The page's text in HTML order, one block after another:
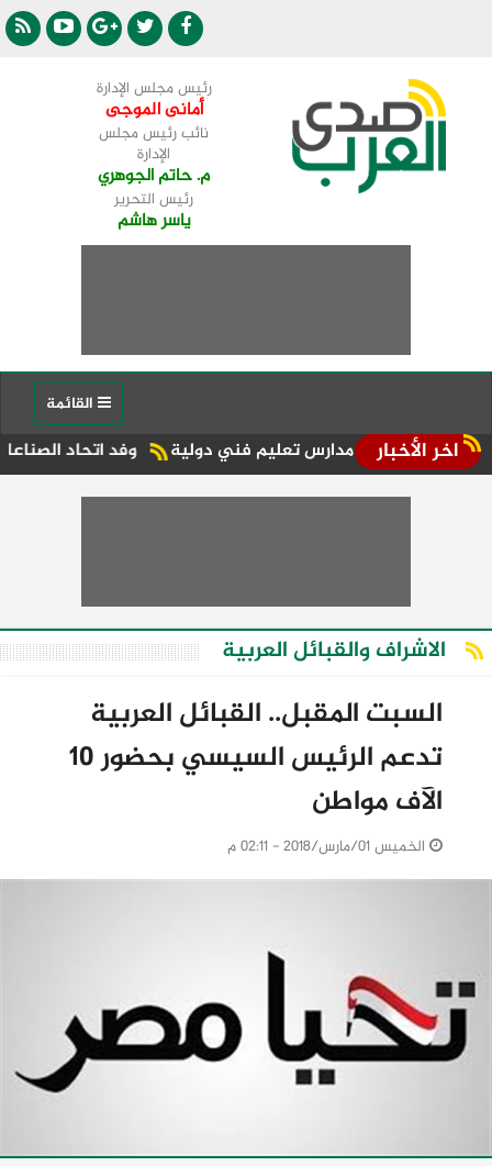
رئيس مجلس الإدارة
أمانى الموجى
نائب رئيس مجلس
الإدارة
م. حاتم الجوهري
رئيس التحرير
ياسر هاشم
اخر الأخبار وفد اتحاد الصناعات
الاشراف والقبائل العربية
السبت المقبل.. القبائل العربية
تدعم الرئيس السيسي بحضور 10
الآف مواطن
الخميس 01/مارس/2018 - 02:11 م